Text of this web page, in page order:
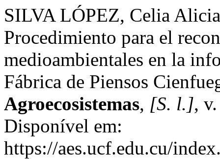
SILVA LÓPEZ, Celia
Procedimiento para el
medioambientales en la
Fábrica de Piensos
Agroecosistemas, [S. l.],
Disponível em:
https://aes.ucf.edu.cu/